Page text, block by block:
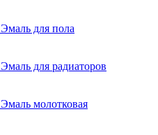
Эмаль для пола
Эмаль для радиаторов
Эмаль молотковая